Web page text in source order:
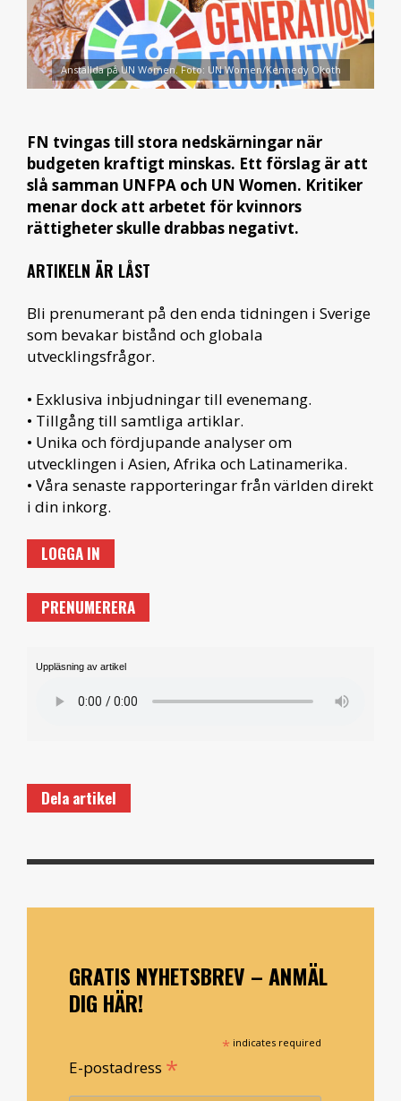
Anställda på UN Women. Foto: UN Women/Kennedy Okoth
FN tvingas till stora nedskärningar när
budgeten kraftigt minskas. Ett förslag är att
slå samman UNFPA och UN Women. Kritiker
menar dock att arbetet för kvinnors
rättigheter skulle drabbas negativt.
ARTIKELN ÄR LÅST
Bli prenumerant på den enda tidningen i Sverige
som bevakar bistånd och globala
utvecklingsfrågor.
• Exklusiva inbjudningar till evenemang.
• Tillgång till samtliga artiklar.
• Unika och fördjupande analyser om
utvecklingen i Asien, Afrika och Latinamerika.
• Våra senaste rapporteringar från världen direkt
i din inkorg.
LOGGA IN
PRENUMERERA
Uppläsning av artikel
Dela artikel
GRATIS NYHETSBREV – ANMÄL
DIG HÄR!
* indicates required
E-postadress *